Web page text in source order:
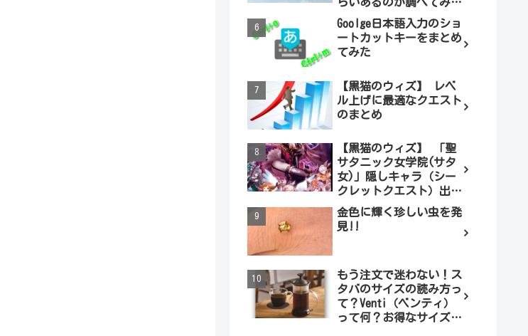
らいあるのか調べてみま
した。
Goolge日本語入力のショ
ートカットキーをまとめ
てみた
【黒猫のウィズ】 レベ
ル上げに最適なクエスト
のまとめ
【黒猫のウィズ】 「聖
サタニック女学院(サタ
女)」隠しキャラ（シー
クレットクエスト）出現
条件とは（ノーマル編）
金色に輝く珍しい虫を発
見!!
もう注文で迷わない！ス
タバのサイズの読み方っ
て？Venti（ベンティ）
って何？お得なサイズも